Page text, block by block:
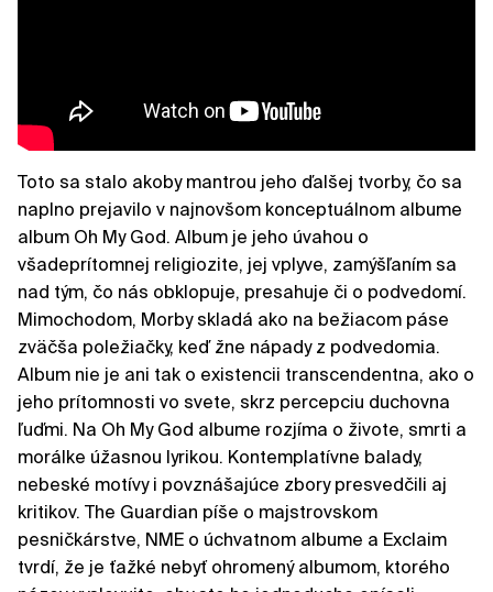
Toto sa stalo akoby mantrou jeho ďalšej tvorby, čo sa
naplno prejavilo v najnovšom konceptuálnom albume
album Oh My God. Album je jeho úvahou o
všadeprítomnej religiozite, jej vplyve, zamýšľaním sa
nad tým, čo nás obklopuje, presahuje či o podvedomí.
Mimochodom, Morby skladá ako na bežiacom páse
zväčša poležiačky, keď žne nápady z podvedomia.
Album nie je ani tak o existencii transcendentna, ako o
jeho prítomnosti vo svete, skrz percepciu duchovna
ľuďmi. Na Oh My God albume rozjíma o živote, smrti a
morálke úžasnou lyrikou. Kontemplatívne balady,
nebeské motívy i povznášajúce zbory presvedčili aj
kritikov. The Guardian píše o majstrovskom
pesničkárstve, NME o úchvatnom albume a Exclaim
tvrdí, že je ťažké nebyť ohromený albumom, ktorého